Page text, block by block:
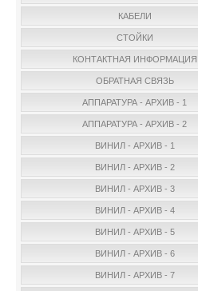
КАБЕЛИ
СТОЙКИ
КОНТАКТНАЯ ИНФОРМАЦИЯ
ОБРАТНАЯ СВЯЗЬ
АППАРАТУРА - АРХИВ - 1
АППАРАТУРА - АРХИВ - 2
ВИНИЛ - АРХИВ - 1
ВИНИЛ - АРХИВ - 2
ВИНИЛ - АРХИВ - 3
ВИНИЛ - АРХИВ - 4
ВИНИЛ - АРХИВ - 5
ВИНИЛ - АРХИВ - 6
ВИНИЛ - АРХИВ - 7